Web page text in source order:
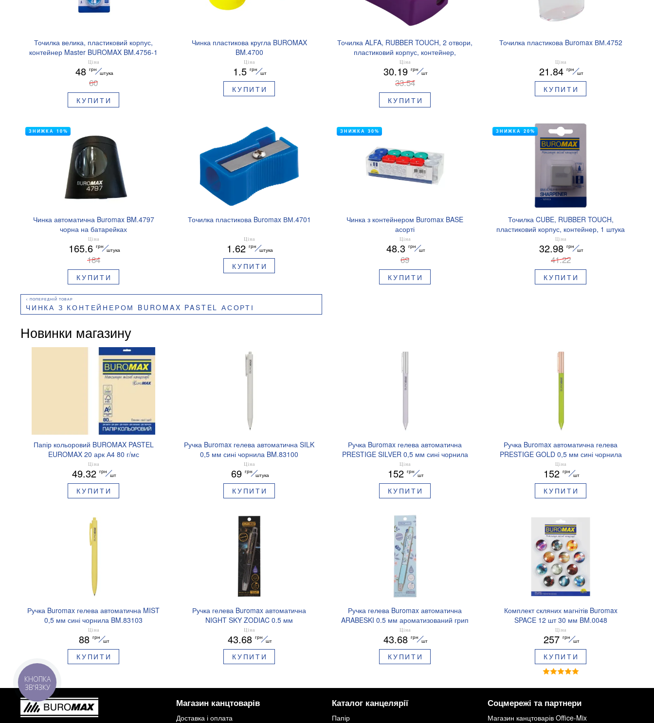
Точилка велика, пластиковий корпус,
контейнер Master BUROMAX BM.4756-1
Ціна
48 грн
штука
60
КУПИТИ
Чинка пластикова кругла BUROMAX
BM.4700
Ціна
1.5 грн
шт
КУПИТИ
Точилка ALFA, RUBBER TOUCH, 2 отвори,
пластиковий корпус, контейнер,
BUROMAX BM.4778
Ціна
30.19 грн
шт
33.54
КУПИТИ
Точилка пластикова Buromax ВМ.4752
Ціна
21.84 грн
шт
КУПИТИ
Чинка автоматична Buromax BM.4797
чорна на батарейках
Ціна
165.6 грн
штука
184
КУПИТИ
ЗНИЖКА 10%
Точилка пластикова Buromax ВМ.4701
Ціна
1.62 грн
штука
КУПИТИ
Чинка з контейнером Buromax BASE
асорті
Ціна
48.3 грн
шт
69
КУПИТИ
ЗНИЖКА 30%
Точилка CUBE, RUBBER TOUCH,
пластиковий корпус, контейнер, 1 штука
(блістер), BUROMAX BM.4757-1
Ціна
32.98 грн
шт
41.22
КУПИТИ
ЗНИЖКА 20%
ЧИНКА З КОНТЕЙНЕРОМ BUROMAX PASTEL АСОРТІ
Новинки магазину
Папір кольоровий BUROMAX PASTEL
EUROMAX 20 арк А4 80 г/мс
BM.2721220E-08
Ціна
49.32 грн
шт
КУПИТИ
Ручка Buromax гелева автоматична SILK
0,5 мм сині чорнила BM.83100
Ціна
69 грн
штука
КУПИТИ
Ручка Buromax гелева автоматична
PRESTIGE SILVER 0,5 мм сині чорнила
BM.83102
Ціна
152 грн
шт
КУПИТИ
Ручка Buromax автоматична гелева
PRESTIGE GOLD 0,5 мм сині чорнила
BM.83101
Ціна
152 грн
шт
КУПИТИ
Ручка Buromax гелева автоматична MIST
0,5 мм сині чорнила BM.83103
Ціна
88 грн
шт
КУПИТИ
Ручка гелева Buromax автоматична
NIGHT SKY ZODIAC 0.5 мм
ароматизований грип синє чорнило
BM.8379-01
Ціна
43.68 грн
шт
КУПИТИ
Ручка гелева Buromax автоматична
ARABESKI 0.5 мм ароматизований грип
синє чорнило в блістері BM.8379-02
Ціна
43.68 грн
шт
КУПИТИ
Комплект скляних магнітів Buromax
SPACE 12 шт 30 мм BM.0048
Ціна
257 грн
шт
КУПИТИ
Магазин канцтоварів
Доставка і оплата
Каталог канцелярії
Папір
Соцмережі та партнери
Магазин канцтоварів Office-Mix
КНОПКА
ЗВ'ЯЗКУ